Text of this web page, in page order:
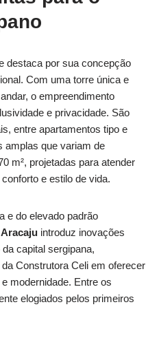
destaca por sua concepção
Com uma torre única e
o empreendimento
e privacidade. São
entre apartamentos tipo e
amplas que variam de
m², projetadas para atender
e estilo de vida.
e do elevado padrão
introduz inovações
capital sergipana,
Construtora Celi em oferecer
modernidade. Entre os
elogiados pelos primeiros